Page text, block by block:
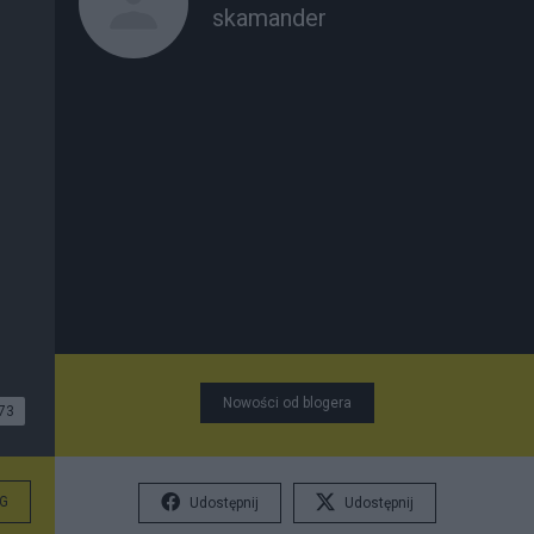
skamander
Nowości od blogera
Udostępnij Udostępnij